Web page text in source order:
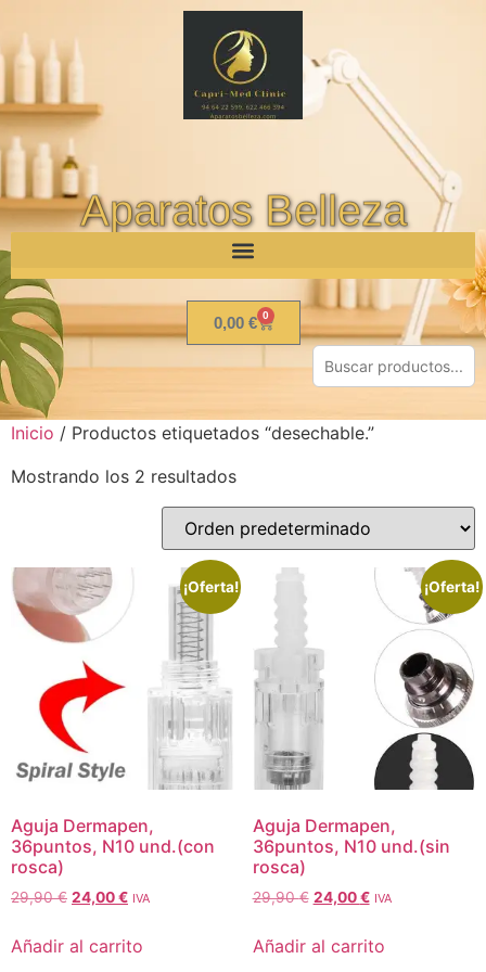
Aparatos Belleza
0,00 € 0
Inicio / Productos etiquetados “desechable.”
Mostrando los 2 resultados
¡Oferta!
Aguja Dermapen,
36puntos, N10 und.(con
rosca)
29,90€ 24,00€ IVA
Añadir al carrito
¡Oferta!
Aguja Dermapen,
36puntos, N10 und.(sin
rosca)
29,90€ 24,00€ IVA
Añadir al carrito